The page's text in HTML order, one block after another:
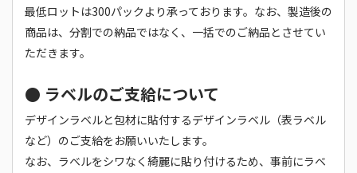
最低ロットは300パックより承っております。なお、製造後の
商品は、分割での納品ではなく、一括でのご納品とさせてい
ただきます。
● ラベルのご支給について
デザインラベルと包材に貼付するデザインラベル（表ラベル
など）のご支給をお願いいたします。
なお、ラベルをシワなく綺麗に貼り付けるため、事前にラベ